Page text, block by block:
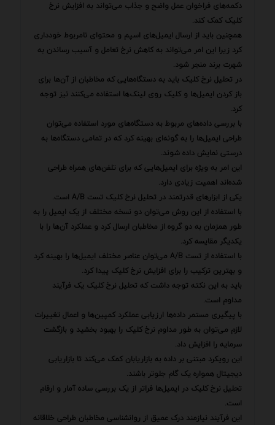
دکمه‌های فراخوان عمل واضح و جذاب می‌تواند به افزایش نرخ
کلیک کمک کند.
همچنین باید از ارسال ایمیل‌های اسپم و محتوای نامربوط خودداری
کرد زیرا این امر می‌تواند به کاهش نرخ تعامل و آسیب رساندن به
شهرت برند منجر شود.
در تحلیل نرخ کلیک باید به دستگاه‌هایی که مخاطبان از آن‌ها برای
باز کردن ایمیل‌ها و کلیک روی لینک‌ها استفاده می‌کنند نیز توجه
کرد.
با بررسی داده‌های مربوط به دستگاه‌های مورد استفاده می‌توان
طراحی ایمیل‌ها را به گونه‌ای بهینه کرد که در تمامی دستگاه‌ها به
درستی نمایش داده شوند.
این امر به ویژه برای ایمیل‌هایی که برای تلفن‌های همراه طراحی
شده‌اند اهمیت زیادی دارد.
یکی از ابزارهای قدرتمند در تحلیل نرخ کلیک تست A/B است.
با استفاده از این روش می‌توان دو نسخه مختلف از یک ایمیل را به
طور همزمان به دو گروه از مخاطبان ارسال کرد و عملکرد آن‌ها را با
یکدیگر مقایسه کرد.
با استفاده از تست A/B می‌توان عناصر مختلف ایمیل‌ها را بهینه کرد
و بهترین ترکیب را برای افزایش نرخ کلیک پیدا کرد.
باید به این نکته توجه داشت که تحلیل نرخ کلیک یک فرآیند
مداوم است.
با پیگیری مستمر داده‌ها ارزیابی عملکرد کمپین‌ها و اعمال تغییرات
لازم می‌توان به طور مداوم نرخ کلیک را بهبود بخشید و بازگشت
سرمایه را افزایش داد.
این رویکرد مبتنی بر داده به بازاریابان کمک می‌کند تا بازاریابی
دیجیتال همواره یک گام جلوتر باشند.
تحلیل نرخ کلیک در ایمیل‌ها فراتر از یک بررسی ساده آمار و ارقام
است.
این فرآیند نیازمند درک عمیق از روانشناسی مخاطبان طراحی خلاقانه